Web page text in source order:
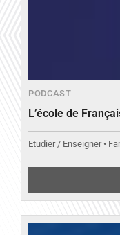
PODCAST
L’école de
Etudier / Enseigner •